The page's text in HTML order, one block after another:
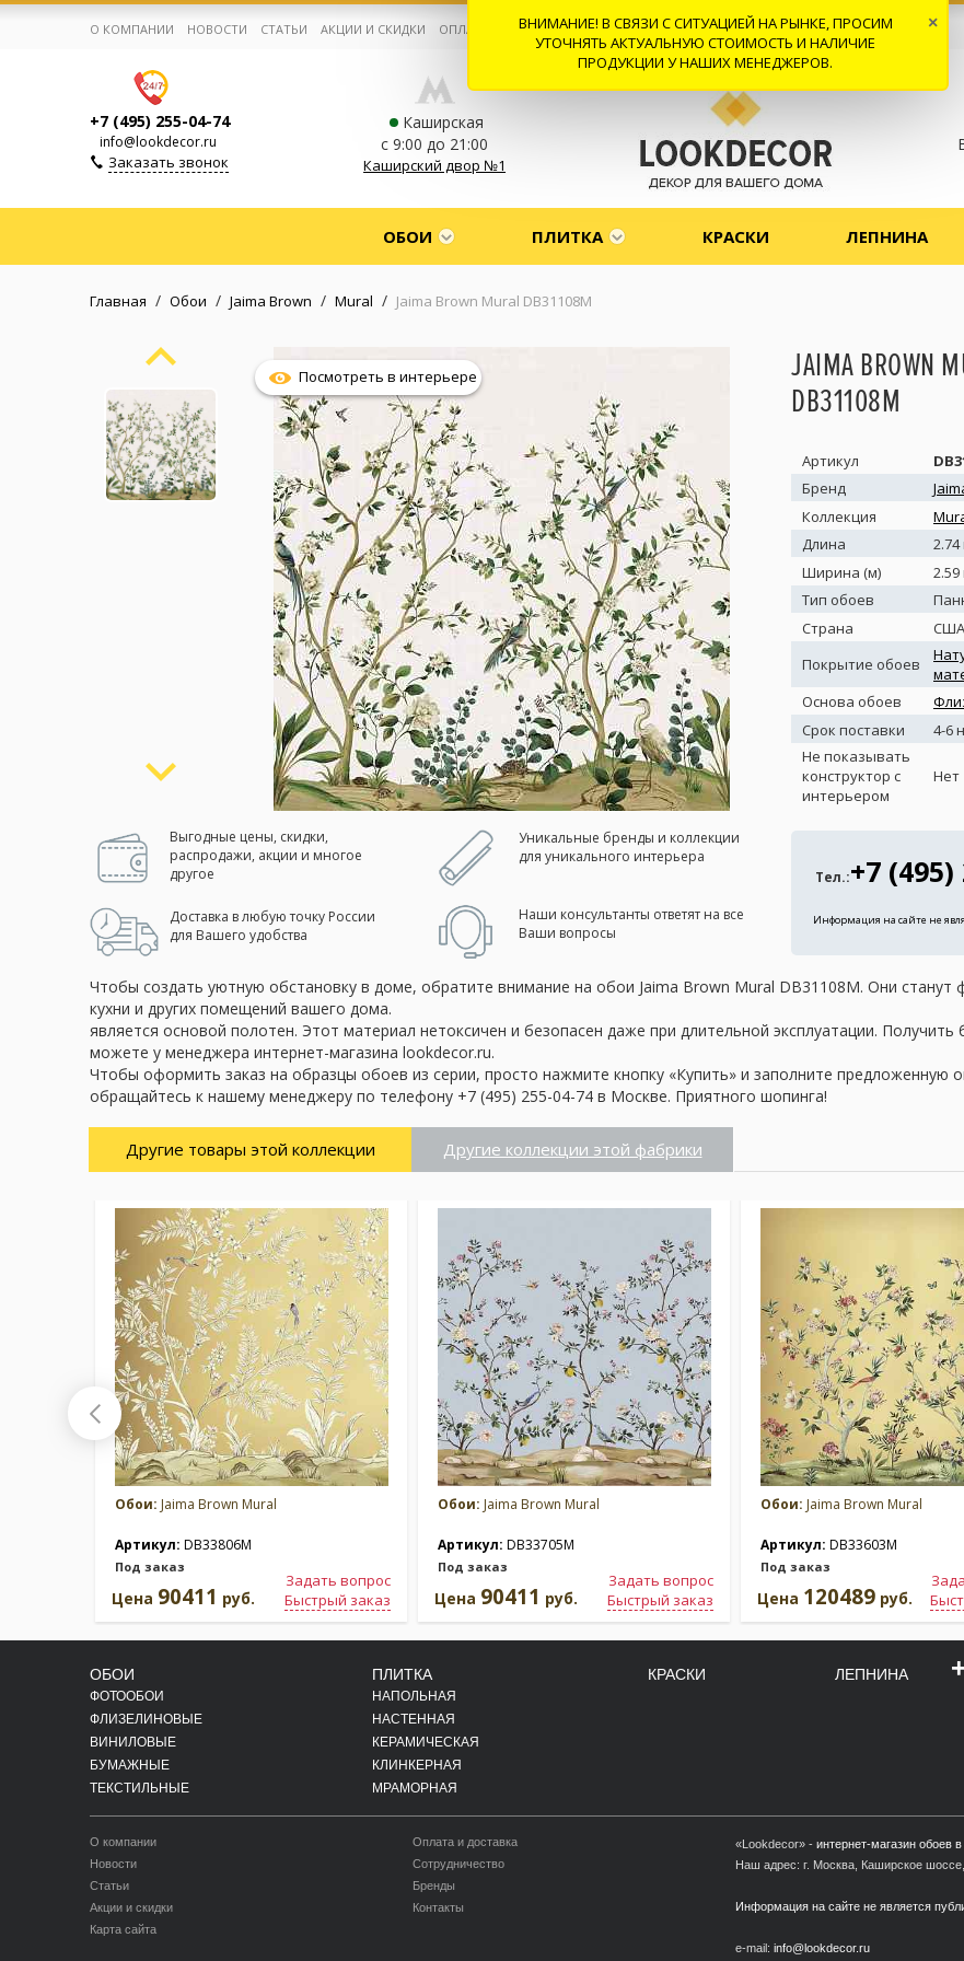
Корзина:0
Избранное:0 товаров
Каталог
Компания
Личный кабинет
(сменить город)
Заказать обратный звонок
О КОМПАНИИ НОВОСТИ СТАТЬИ АКЦИИ И СКИДКИ ОПЛАТА И ДОСТАВКА СОТРУДНИЧЕСТВО КОНТАКТЫ ОТЗЫВЫ
+7 (495) 255-04-74
info@lookdecor.ru
Заказать звонок
Каширская
с 9:00 до 21:00
Каширский двор №1
ОБОИ ПЛИТКА КРАСКИ ЛЕПНИНА
Главная / Обои / Jaima Brown / Mural / Jaima Brown Mural DB31108M
Посмотреть в интерьере
Выгодные цены, скидки,
распродажи, акции и многое
другое
Уникальные бренды и коллекции
для уникального интерьера
Доставка в любую точку России
для Вашего удобства
Наши консультанты ответят на все
Ваши вопросы
JAIMA BROWN
DB31108M
Артикул
Бренд
Коллекция
Длина
2.74
Ширина (м)
2.59
Тип обоев
Страна
США
Покрытие обоев
Основа обоев
Срок поставки
4-6
Не показывать
конструктор с
интерьером
Нет
Тел.:+7 (495)
Информация на сайте не
Чтобы создать уютную обстановку в доме, обратите внимание на обои Jaima Brown Mural DB31108M. Они
кухни и других помещений вашего дома.
является основой полотен. Этот материал нетоксичен и безопасен даже при длительной эксплуатации.
можете у менеджера интернет-магазина lookdecor.ru.
Чтобы оформить заказ на образцы обоев из серии, просто нажмите кнопку «Купить» и заполните предложенную
обращайтесь к нашему менеджеру по телефону +7 (495) 255-04-74 в Москве. Приятного шопинга!
Другие товары этой коллекции Другие коллекции этой фабрики
Обои: Jaima Brown Mural
Артикул: DB33806M
Под заказ
Задать вопрос
Быстрый заказ
Цена 90411 руб.
Обои: Jaima Brown Mural
Артикул: DB33705M
Под заказ
Задать вопрос
Быстрый заказ
Цена 90411 руб.
Обои: Jaima Brown Mural
Артикул: DB33603M
Под заказ
Цена 120489 руб.
ОБОИ
ФОТООБОИ
ФЛИЗЕЛИНОВЫЕ
ВИНИЛОВЫЕ
БУМАЖНЫЕ
ТЕКСТИЛЬНЫЕ
ПЛИТКА
НАПОЛЬНАЯ
НАСТЕННАЯ
КЕРАМИЧЕСКАЯ
КЛИНКЕРНАЯ
МРАМОРНАЯ
КРАСКИ ЛЕПНИНА
О компании
Новости
Статьи
Акции и скидки
Карта сайта
Оплата и доставка
Сотрудничество
Бренды
Контакты
«Lookdecor» - интернет-магазин обоев
Наш адрес: г. Москва, Каширское
Информация на сайте не является
e-mail: info@lookdecor.ru
ВНИМАНИЕ! В СВЯЗИ С СИТУАЦИЕЙ НА РЫНКЕ, ПРОСИМ
УТОЧНЯТЬ АКТУАЛЬНУЮ СТОИМОСТЬ И НАЛИЧИЕ
ПРОДУКЦИИ У НАШИХ МЕНЕДЖЕРОВ.
×